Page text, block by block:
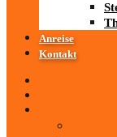
Anreise
Kontakt